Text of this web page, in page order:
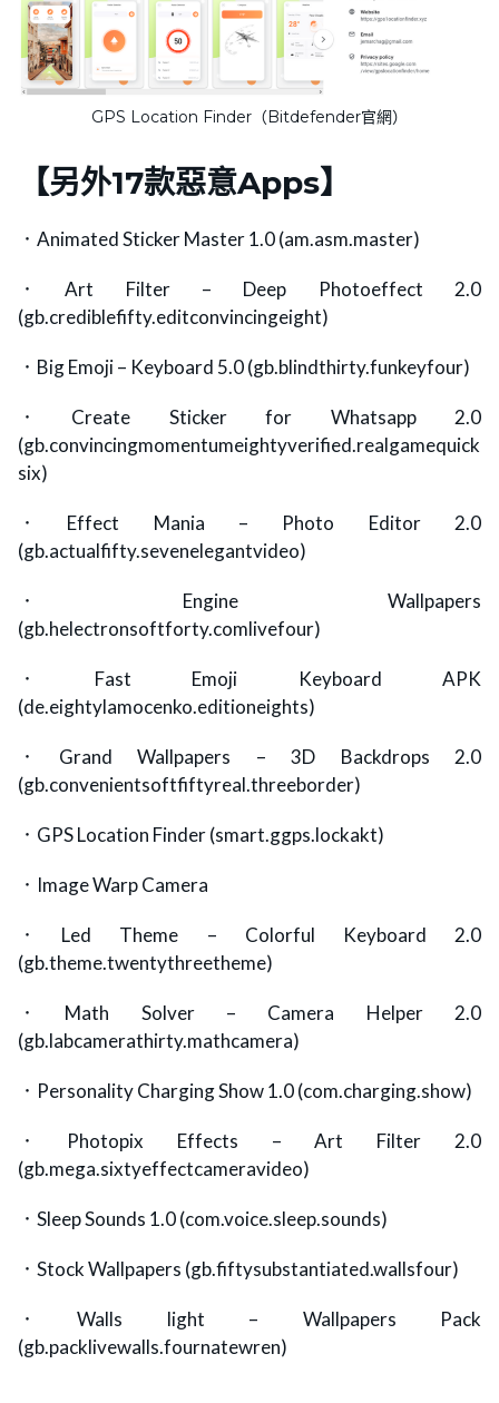
GPS Location Finder（Bitdefender官網）
【另外17款惡意Apps】
．Animated Sticker Master 1.0 (am.asm.master)
．Art Filter – Deep Photoeffect 2.0
(gb.crediblefifty.editconvincingeight)
．Big Emoji – Keyboard 5.0 (gb.blindthirty.funkeyfour)
．Create Sticker for Whatsapp 2.0
(gb.convincingmomentumeightyverified.realgamequick
six)
．Effect Mania – Photo Editor 2.0
(gb.actualfifty.sevenelegantvideo)
．Engine Wallpapers
(gb.helectronsoftforty.comlivefour)
．Fast Emoji Keyboard APK
(de.eightylamocenko.editioneights)
．Grand Wallpapers – 3D Backdrops 2.0
(gb.convenientsoftfiftyreal.threeborder)
．GPS Location Finder (smart.ggps.lockakt)
．Image Warp Camera
．Led Theme – Colorful Keyboard 2.0
(gb.theme.twentythreetheme)
．Math Solver – Camera Helper 2.0
(gb.labcamerathirty.mathcamera)
．Personality Charging Show 1.0 (com.charging.show)
．Photopix Effects – Art Filter 2.0
(gb.mega.sixtyeffectcameravideo)
．Sleep Sounds 1.0 (com.voice.sleep.sounds)
．Stock Wallpapers (gb.fiftysubstantiated.wallsfour)
．Walls light – Wallpapers Pack
(gb.packlivewalls.fournatewren)